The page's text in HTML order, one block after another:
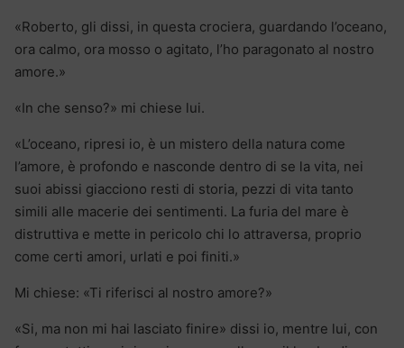
«Roberto, gli dissi, in questa crociera, guardando l’oceano,
ora calmo, ora mosso o agitato, l’ho paragonato al nostro
amore.»
«In che senso?» mi chiese lui.
«L’oceano, ripresi io, è un mistero della natura come
l’amore, è profondo e nasconde dentro di se la vita, nei
suoi abissi giacciono resti di storia, pezzi di vita tanto
simili alle macerie dei sentimenti. La furia del mare è
distruttiva e mette in pericolo chi lo attraversa, proprio
come certi amori, urlati e poi finiti.»
Mi chiese: «Ti riferisci al nostro amore?»
«Si, ma non mi hai lasciato finire» dissi io, mentre lui, con